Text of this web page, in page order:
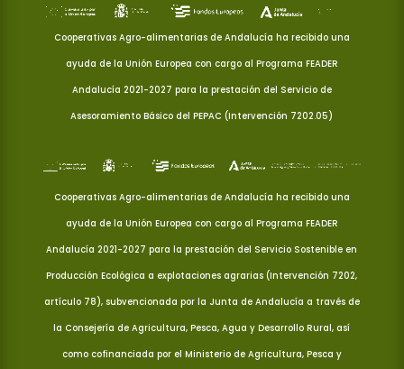
Cooperativas Agro-alimentarias de Andalucía ha recibido una
ayuda de la Unión Europea con cargo al Programa FEADER
Andalucía 2021-2027 para la prestación del Servicio de
Asesoramiento Básico del PEPAC (Intervención 7202.05)
Cooperativas Agro-alimentarias de Andalucía ha recibido una
ayuda de la Unión Europea con cargo al Programa FEADER
Andalucía 2021-2027 para la prestación del Servicio Sostenible en
Producción Ecológica a explotaciones agrarias (Intervención 7202,
artículo 78), subvencionada por la Junta de Andalucía a través de
la Consejería de Agricultura, Pesca, Agua y Desarrollo Rural, así
como cofinanciada por el Ministerio de Agricultura, Pesca y